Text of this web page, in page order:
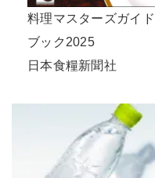
料理マスターズガイド
ブック2025
日本食糧新聞社